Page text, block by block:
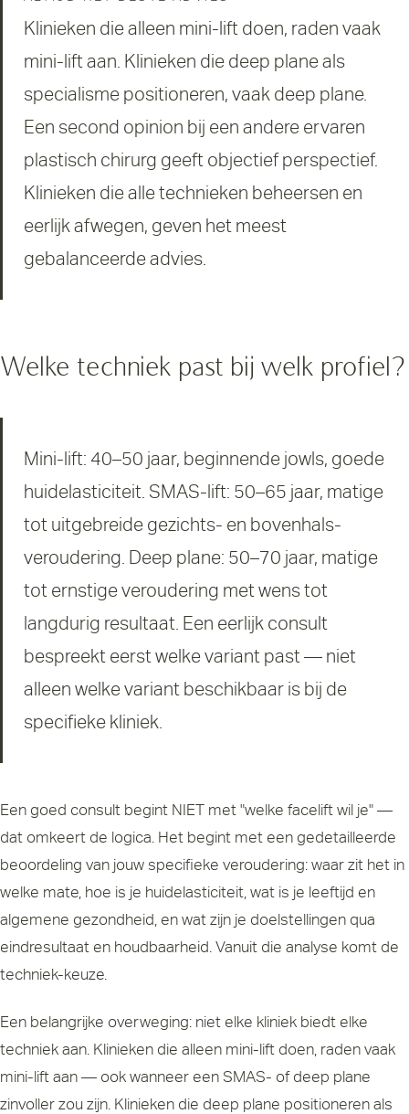
Klinieken die alleen mini-lift doen, raden vaak
mini-lift aan. Klinieken die deep plane als
specialisme positioneren, vaak deep plane.
Een second opinion bij een andere ervaren
plastisch chirurg geeft objectief perspectief.
Klinieken die alle technieken beheersen en
eerlijk afwegen, geven het meest
gebalanceerde advies.
Welke techniek past bij welk profiel?
Mini-lift: 40–50 jaar, beginnende jowls, goede
huidelasticiteit. SMAS-lift: 50–65 jaar, matige
tot uitgebreide gezichts- en bovenhals-
veroudering. Deep plane: 50–70 jaar, matige
tot ernstige veroudering met wens tot
langdurig resultaat. Een eerlijk consult
bespreekt eerst welke variant past — niet
alleen welke variant beschikbaar is bij de
specifieke kliniek.
Een goed consult begint NIET met "welke facelift wil je" —
dat omkeert de logica. Het begint met een gedetailleerde
beoordeling van jouw specifieke veroudering: waar zit het in
welke mate, hoe is je huidelasticiteit, wat is je leeftijd en
algemene gezondheid, en wat zijn je doelstellingen qua
eindresultaat en houdbaarheid. Vanuit die analyse komt de
techniek-keuze.
Een belangrijke overweging: niet elke kliniek biedt elke
techniek aan. Klinieken die alleen mini-lift doen, raden vaak
mini-lift aan — ook wanneer een SMAS- of deep plane
zinvoller zou zijn. Klinieken die deep plane positioneren als